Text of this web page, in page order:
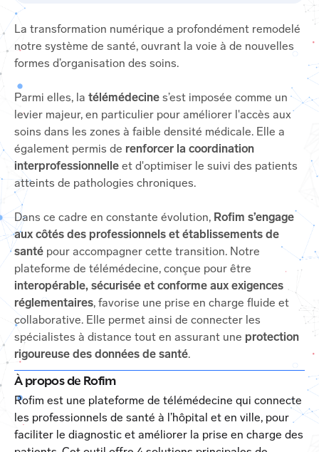
La transformation numérique a profondément remodelé
notre système de santé, ouvrant la voie à de nouvelles
formes d’organisation des soins.
Parmi elles, la télémédecine s’est imposée comme un
levier majeur, en particulier pour améliorer l'accès aux
soins dans les zones à faible densité médicale. Elle a
également permis de renforcer la coordination
interprofessionnelle et d'optimiser le suivi des patients
atteints de pathologies chroniques.
Dans ce cadre en constante évolution, Rofim s’engage
aux côtés des professionnels et établissements de
santé pour accompagner cette transition. Notre
plateforme de télémédecine, conçue pour être
interopérable, sécurisée et conforme aux exigences
réglementaires, favorise une prise en charge fluide et
collaborative. Elle permet ainsi de connecter les
spécialistes à distance tout en assurant une protection
rigoureuse des données de santé.
À propos de Rofim
Rofim est une plateforme de télémédecine qui connecte
les professionnels de santé à l’hôpital et en ville, pour
faciliter le diagnostic et améliorer la prise en charge des